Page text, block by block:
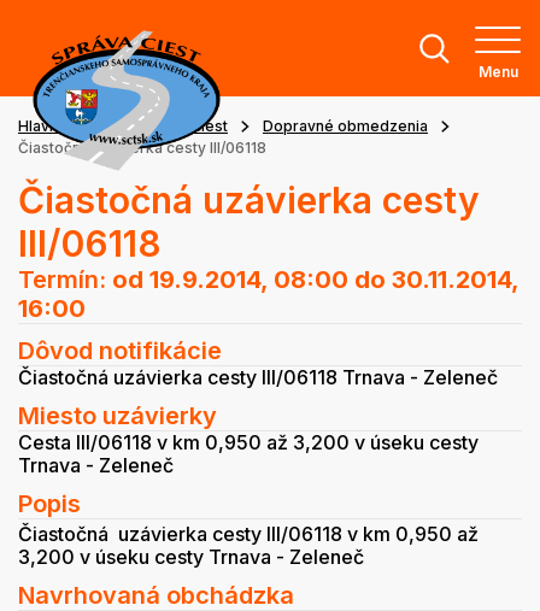
Menu
Hlavná stránka Stav ciest
Dopravné obmedzenia
Čiastočná uzávierka cesty III/06118
Čiastočná uzávierka cesty
III/06118
Termín: od 19.9.2014, 08:00 do 30.11.2014,
16:00
Dôvod notifikácie
Čiastočná uzávierka cesty III/06118 Trnava - Zeleneč
Miesto uzávierky
Cesta III/06118 v km 0,950 až 3,200 v úseku cesty
Trnava - Zeleneč
Popis
Čiastočná uzávierka cesty III/06118 v km 0,950 až
3,200 v úseku cesty Trnava - Zeleneč
Navrhovaná obchádzka